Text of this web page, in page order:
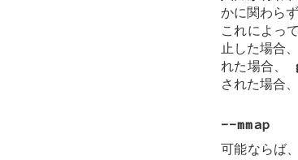
かに関わら
これによっ
止した場合
れた場合、
された場合、
--mmap
可能ならば